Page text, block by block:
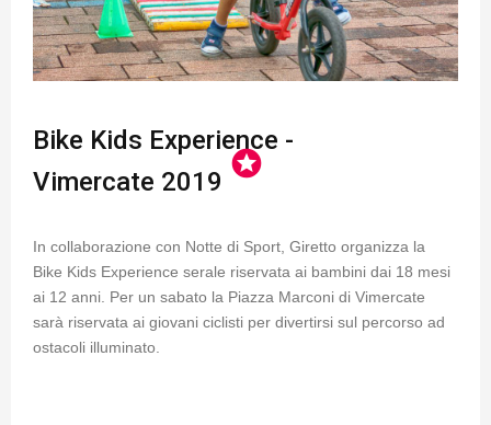
Bike Kids Experience -
Vimercate 2019
stars
In collaborazione con Notte di Sport, Giretto organizza la
Bike Kids Experience serale riservata ai bambini dai 18 mesi
ai 12 anni. Per un sabato la Piazza Marconi di Vimercate
sarà riservata ai giovani ciclisti per divertirsi sul percorso ad
ostacoli illuminato.